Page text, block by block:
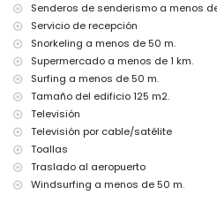
iglesia (Iglesia Parroquial de Santa
Moraira), ruina (Castell de Moraira),
Cap d'Or) y lugar histórico (Centro
kilómetros del alojamiento)
museo (Ecomuseo Cemroqt
del alojamiento)
Deportes
piragüismo, kayak, buceo, snorkel,
metros del apartamento)
tenis, golf (Club de Golf Ifach),
ciclismo y esquí acuático (a menos
apartamento)
Senderos de senderismo a menos
Servicio de recepción
Snorkeling a menos de 50 m.
Supermercado a menos de 1 km.
Surfing a menos de 50 m.
Tamaño del edificio 125 m2.
Televisión
Televisión por cable/satélite
Toallas
Traslado al aeropuerto
Windsurfing a menos de 50 m.